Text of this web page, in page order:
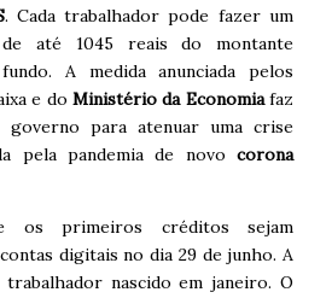
. Cada trabalhador pode fazer um
de até 1045 reais do montante
A medida anunciada pelos
e do Ministério da Economiafaz
para atenuar uma crise
pela pandemia de novo corona
os primeiros créditos sejam
digitais no dia 29 de junho. A
nascido em janeiro. O